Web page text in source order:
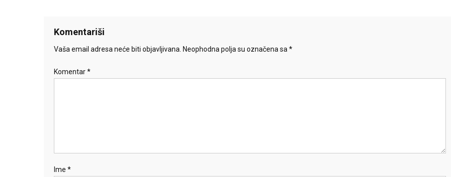
Komentariši
Vaša email adresa neće biti objavljivana. Neophodna polja su označena sa *
Komentar*
Ime *